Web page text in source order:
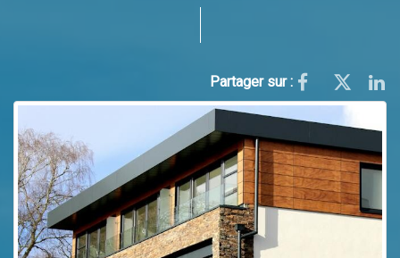
Partager sur :